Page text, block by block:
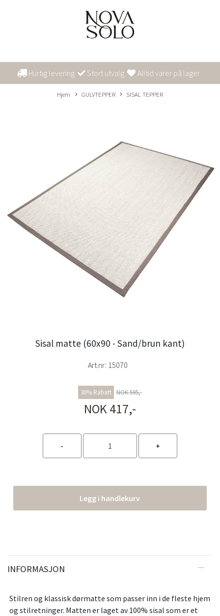
Hurtig levering Stort utvalg Alltid varer på lager
Hjem GULVTEPPER SISAL TEPPER
Sisal matte (60x90 - Sand/brun kant)
Art.nr: 15070
30% Rabatt NOK 595,-
NOK 417,-
Legg i handlekurv
INFORMASJON
Stilren og klassisk dørmatte som passer inn i de fleste hjem
og stilretninger. Matten er laget av 100% sisal som er et